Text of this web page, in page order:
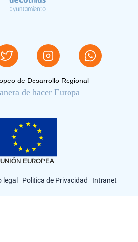
de Desarrollo Regional
de hacer Europa
legal Politica de Privacidad Intranet